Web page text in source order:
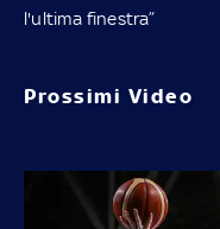
l'ultima finestra”
Prossimi Video